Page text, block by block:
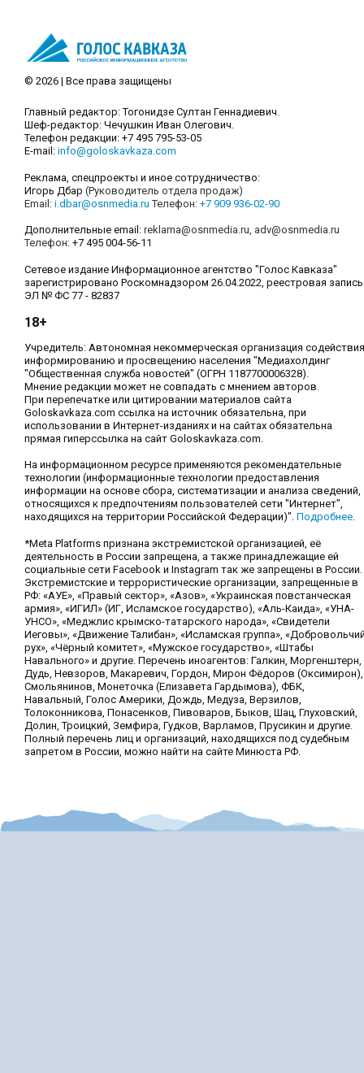
© 2026 | Все права защищены
Главный редактор: Тогонидзе Султан Геннадиевич.
Шеф-редактор: Чечушкин Иван Олегович.
Телефон редакции: +7 495 795-53-05
E-mail: info@goloskavkaza.com
Реклама, спецпроекты и иное сотрудничество:
Игорь Дбар (Руководитель отдела продаж)
Email: i.dbar@osnmedia.ru Телефон: +7 909 936-02-90
Дополнительные email: reklama@osnmedia.ru adv@osnmedia.ru
Телефон: +7 495 004-56-11
Сетевое издание Информационное агентство "Голос Кавказа"
зарегистрировано Роскомнадзором 26.04.2022, реестровая запись
ЭЛ № ФС 77 - 82837
18+
Учредитель: Автономная некоммерческая организация содействия
информированию и просвещению населения "Медиахолдинг
"Общественная служба новостей" (ОГРН 1187700006328).
Мнение редакции может не совпадать с мнением авторов.
При перепечатке или цитировании материалов сайта
Goloskavkaza.com ссылка на источник обязательна, при
использовании в Интернет-изданиях и на сайтах обязательна
прямая гиперссылка на сайт Goloskavkaza.com.
На информационном ресурсе применяются рекомендательные
технологии (информационные технологии предоставления
информации на основе сбора, систематизации и анализа сведений,
относящихся к предпочтениям пользователей сети "Интернет",
находящихся на территории Российской Федерации)". Подробнее
*Meta Platforms признана экстремистской организацией, её
деятельность в России запрещена, а также принадлежащие ей
социальные сети Facebook и Instagram так же запрещены в России.
Экстремистские и террористические организации, запрещенные в
РФ: «АУЕ», «Правый сектор», «Азов», «Украинская повстанческая
армия», «ИГИЛ» (ИГ, Исламское государство), «Аль-Каида», «УНА-
УНСО», «Меджлис крымско-татарского народа», «Свидетели
Иеговы», «Движение Талибан», «Исламская группа»,
рух», «Чёрный комитет», «Мужское государство», «Штабы
Навального» и другие. Перечень иноагентов: Галкин, Моргенштерн,
Дудь, Невзоров, Макаревич, Гордон, Мирон Фёдоров (Оксимирон),
Смольянинов, Монеточка (Елизавета Гардымова), ФБК,
Навальный, Голос Америки, Дождь, Медуза, Верзилов,
Толоконникова, Понасенков, Пивоваров, Быков, Шац, Глуховский,
Долин, Троицкий, Земфира, Гудков, Варламов, Прусикин и другие.
Полный перечень лиц и организаций, находящихся под судебным
запретом в России, можно найти на сайте Минюста РФ.